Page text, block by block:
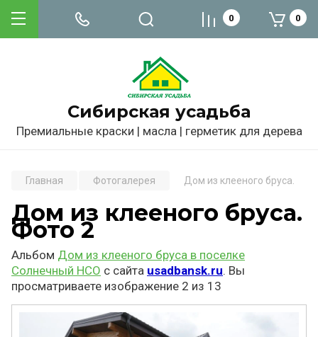
Сибирская усадьба
Премиальные краски | масла | герметик для дерева
0 0
Главная Фотогалерея Дом из клееного бруса.
Дом из клееного бруса.
Фото 2
Альбом Дом из клееного бруса в поселке
Солнечный НСО с сайта usadbansk.ru. Вы
просматриваете изображение 2 из 13